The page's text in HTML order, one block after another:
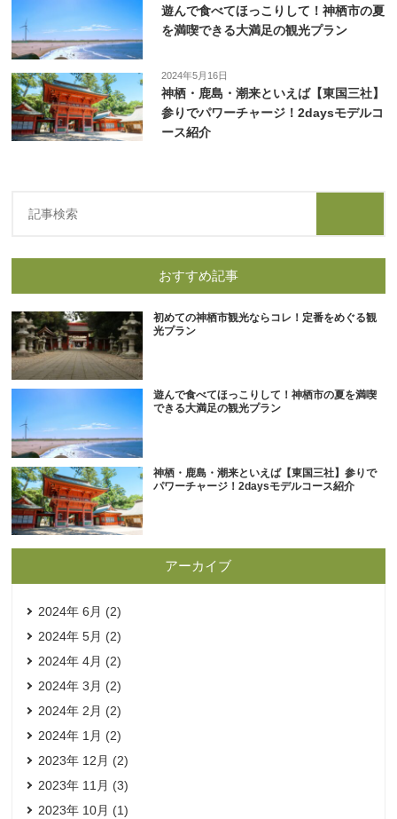
遊んで食べてほっこりして！神栖市の夏
を満喫できる大満足の観光プラン
2024年5月16日
神栖・鹿島・潮来といえば【東国三社】
参りでパワーチャージ！2daysモデルコ
ース紹介
おすすめ記事
初めての神栖市観光ならコレ！定番をめぐる観
光プラン
遊んで食べてほっこりして！神栖市の夏を満喫
できる大満足の観光プラン
神栖・鹿島・潮来といえば【東国三社】参りで
パワーチャージ！2daysモデルコース紹介
アーカイブ
2024年 6月 (2)
2024年 5月 (2)
2024年 4月 (2)
2024年 3月 (2)
2024年 2月 (2)
2024年 1月 (2)
2023年 12月 (2)
2023年 11月 (3)
2023年 10月 (1)